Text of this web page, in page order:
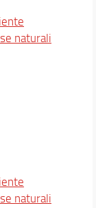
naturali
naturali